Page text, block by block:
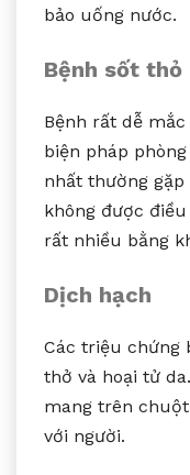
bảo uống nước.
Bệnh sốt thỏ
Bệnh rất dễ
biện pháp
nhất thường
không được
rất nhiều bằng
Dịch hạch
Các triệu chứng
thở và hoại tử
mang trên
với người.